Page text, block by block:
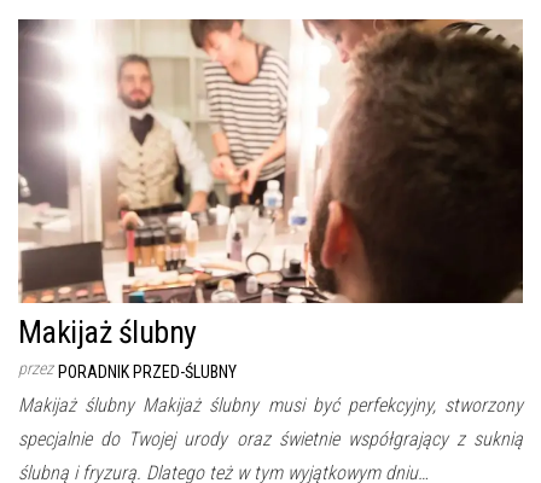
Makijaż ślubny
przez PORADNIK PRZED-ŚLUBNY
Makijaż ślubny Makijaż ślubny musi być perfekcyjny, stworzony
specjalnie do Twojej urody oraz świetnie współgrający z suknią
ślubną i fryzurą. Dlatego też w tym wyjątkowym dniu…